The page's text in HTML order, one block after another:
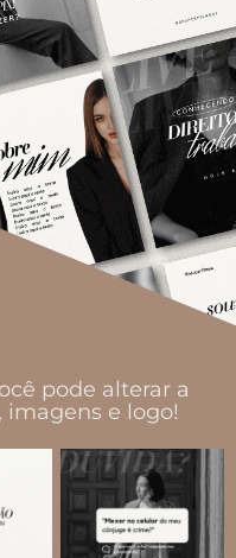
pode alterar a
imagens e logo!